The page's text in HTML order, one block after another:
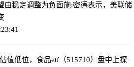
由稳定调整为负面施:密德表示，美联储
值低位，食品etf（515710）盘中上探